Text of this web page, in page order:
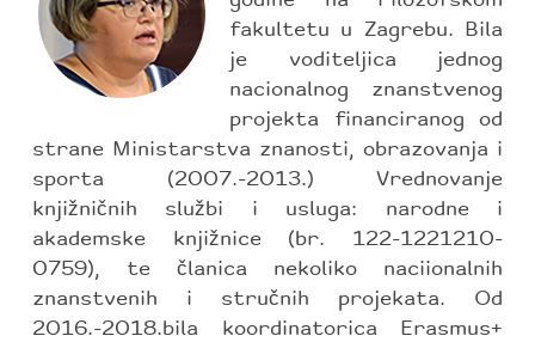
fakultetu u Zagrebu. Bila
je voditeljica jednog
nacionalnog znanstvenog
projekta financiranog od
strane Ministarstva znanosti, obrazovanja i
sporta (2007.-2013.) Vrednovanje
knjižničnih službi i usluga: narodne i
akademske knjižnice (br. 122-1221210-
0759), te članica nekoliko naciionalnih
znanstvenih i stručnih projekata. Od
2016.-2018.bila koordinatorica Erasmus+